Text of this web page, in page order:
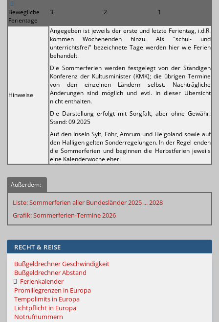
Bewegliche
Ferientage
3 2 1
Hinweise
Angegeben ist jeweils der erste und letzte Ferientag, i.d.R.
kommen Wochenenden hinzu. Als "schul- und
unterrichtsfrei" bezeichnete Tage werden hier wie Ferien
behandelt.
Die Sommerferien werden festgelegt von der Ständigen
Konferenz der Kultusminister (KMK); die übrigen Termine
von den einzelnen Ländern selbst. Nachträgliche
Änderungen sind möglich und evtl. in dieser Übersicht
nicht enthalten.
Die Darstellung erfolgt mit Sorgfalt, aber ohne Gewähr.
Stand: 09.2025
Auf den Inseln Sylt, Föhr, Amrum und Helgoland sowie auf
den Halligen gelten Sonderregelungen. In der Regel enden
die Sommerferien und beginnen die Herbstferien jeweils
eine Kalenderwoche eher.
Außerdem:
Liste: Sommerferien aller Bundesländer 2025 ... 2028
Grafik:Sommerferien-Termine 2026
RECHT & REISE
Bußgeldrechner Geschwindigkeit
Bußgeldrechner Abstand
Ferienkalender
Promillegrenzen in Europa
Tempolimits in Europa
Lichtpflicht in Europa
Notrufnummern